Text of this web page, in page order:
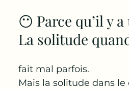
😶 Parce qu’il y
La solitude
fait mal parfois.
Mais la solitude dans le